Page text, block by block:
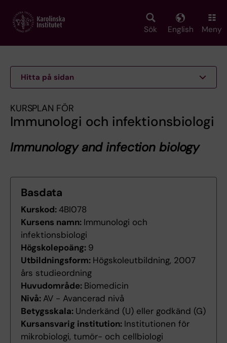
main
Sök English Meny
Hitta på sidan
KURSPLAN FÖR
Immunologi och infektionsbiologi
Immunology and infection biology
Basdata
Kurskod:4BI078
Kursens namn: Immunologi och
infektionsbiologi
Högskolepoäng: 9
Utbildningsform: Högskoleutbildning, 2007
års studieordning
Huvudområde: Biomedicin
Nivå: AV - Avancerad nivå
Betygsskala: Underkänd (U) eller godkänd (G)
Kursansvarig institution: Institutionen för
mikrobiologi, tumör- och cellbiologi